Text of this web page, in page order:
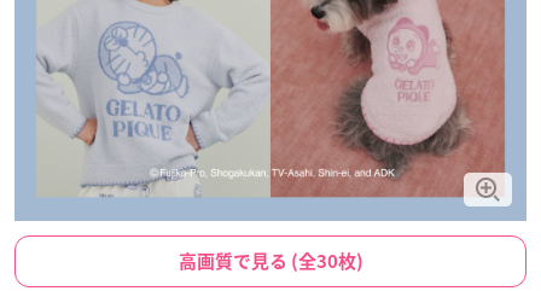
高画質で見る (全30枚)